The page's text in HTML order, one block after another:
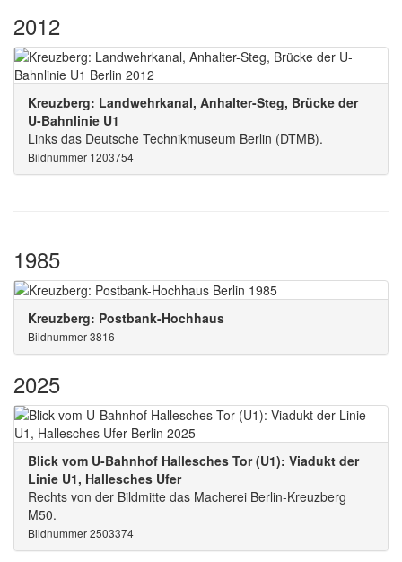
2012
Kreuzberg: Landwehrkanal, Anhalter-Steg, Brücke der
U-Bahnlinie U1
Links das Deutsche Technikmuseum Berlin (DTMB).
Bildnummer 1203754
1985
Kreuzberg: Postbank-Hochhaus
Bildnummer 3816
2025
Blick vom U-Bahnhof Hallesches Tor (U1): Viadukt der
Linie U1, Hallesches Ufer
Rechts von der Bildmitte das Macherei Berlin-Kreuzberg
M50.
Bildnummer 2503374